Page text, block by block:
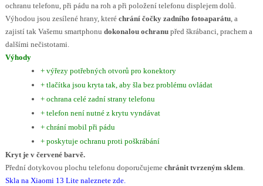
ochranu telefonu, při pádu na roh a při položení telefonu displejem dolů.
Výhodou jsou zesílené hrany, které chrání čočky zadního fotoaparátu, a
zajistí tak Vašemu smartphonu dokonalou ochranupřed škrábanci, prachem a
dalšími nečistotami.
Výhody
+ výřezy potřebných otvorů pro konektory
+ tlačítka jsou kryta tak, aby šla bez problému ovládat
+ ochrana celé zadní strany telefonu
+ telefon není nutné z krytu vyndávat
+ chrání mobil při pádu
+ poskytuje ochranu proti poškrábání
Kryt je v červené barvě.
Přední dotykovou plochu telefonu doporučujeme chránit tvrzeným sklem.
Sklana Xiaomi 13 Lite naleznete zde.